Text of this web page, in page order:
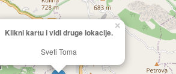
Klikni kartu i vidi druge lokacije.
Sveti Toma
×